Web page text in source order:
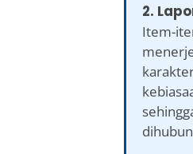
2.
Item-